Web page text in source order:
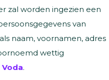
zal worden ingezien een
van
naam, voornamen, adres
wettig
Voda.